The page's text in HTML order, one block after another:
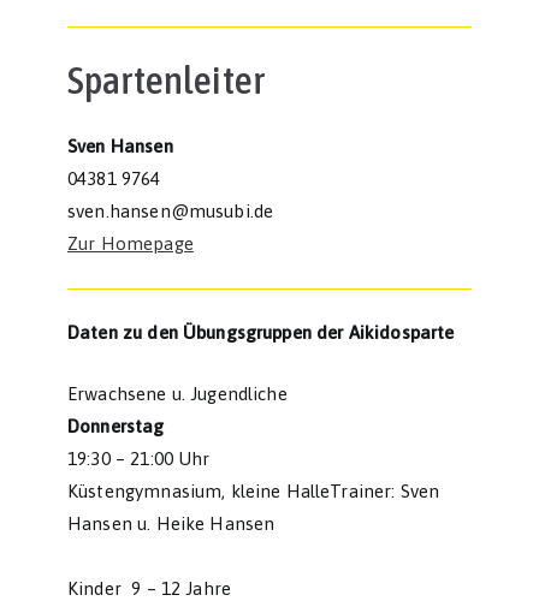
Spartenleiter
Sven Hansen
04381 9764
sven.hansen@musubi.de
Zur Homepage
Daten zu den Übungsgruppen der Aikidosparte
Erwachsene u. Jugendliche
Donnerstag
19:30 – 21:00 Uhr
Küstengymnasium, kleine HalleTrainer: Sven
Hansen u. Heike Hansen
Kinder 9 – 12 Jahre